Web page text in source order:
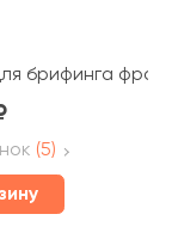
Р
брифинга
(5)